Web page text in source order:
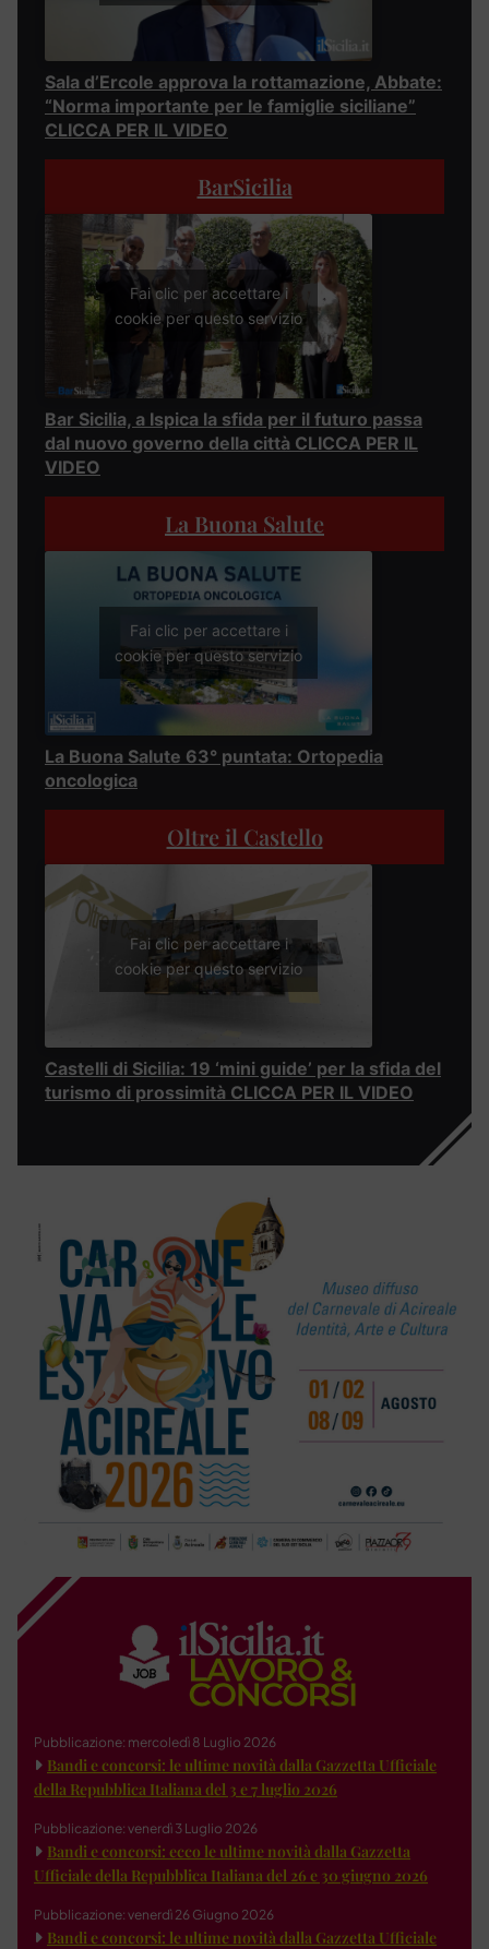
Sala d’Ercole approva la rottamazione, Abbate:
“Norma importante per le famiglie siciliane”
CLICCA PER IL VIDEO
BarSicilia
Fai clic per accettare i
cookie per questo servizio
Bar Sicilia, a Ispica la sfida per il futuro passa
dal nuovo governo della città CLICCA PER IL
VIDEO
La Buona Salute
Fai clic per accettare i
cookie per questo servizio
La Buona Salute 63° puntata: Ortopedia
oncologica
Oltre il Castello
Fai clic per accettare i
cookie per questo servizio
Castelli di Sicilia: 19 ‘mini guide’ per la sfida del
turismo di prossimità CLICCA PER IL VIDEO
Pubblicazione: mercoledì 8 Luglio 2026
Bandi e concorsi: le ultime novità dalla Gazzetta Ufficiale
della Repubblica Italiana del 3 e 7 luglio 2026
Pubblicazione: venerdì 3 Luglio 2026
Bandi e concorsi: ecco le ultime novità dalla Gazzetta
Ufficiale della Repubblica Italiana del 26 e 30 giugno 2026
Pubblicazione: venerdì 26 Giugno 2026
Bandi e concorsi: le ultime novità dalla Gazzetta Ufficiale